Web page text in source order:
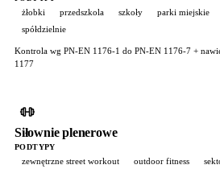
żłobki przedszkola szkoły parki miejskie
spółdzielnie
Kontrola wg PN-EN 1176-1 do PN-EN 1176-7 +
1177
Siłownie plenerowe
PODTYPY
zewnętrzne street workout outdoor fitness